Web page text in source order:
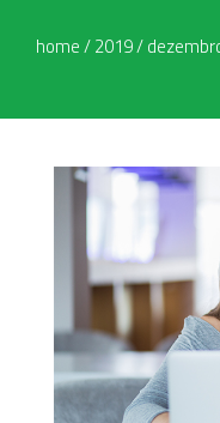
home/2019/